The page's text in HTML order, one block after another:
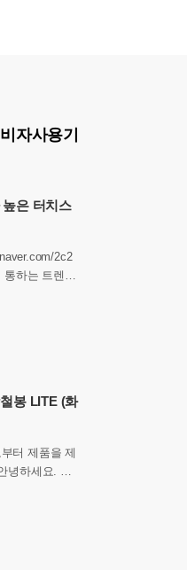
자사용기
은 터치스
2c2
통하는 트렌드
봉 LITE (화
터 제품을 제